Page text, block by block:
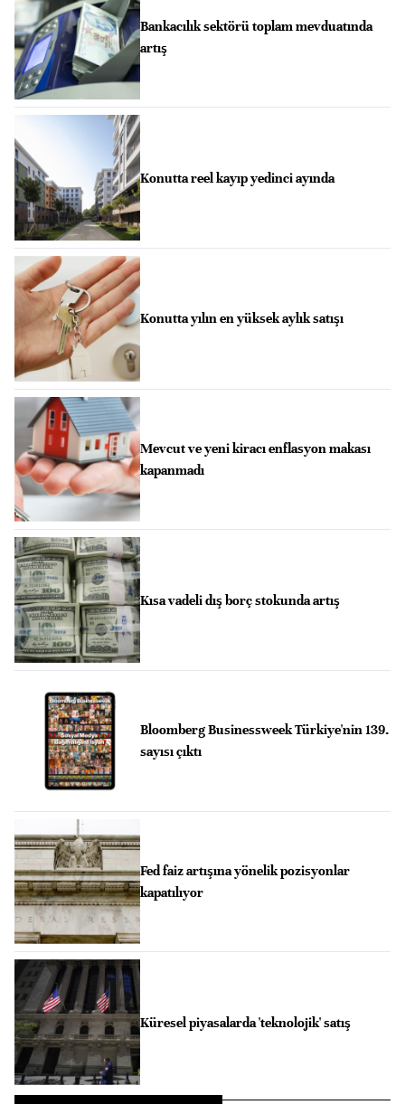
Bankacılık sektörü toplam mevduatında
artış
Konutta reel kayıp yedinci ayında
Konutta yılın en yüksek aylık satışı
Mevcut ve yeni kiracı enflasyon makası
kapanmadı
Kısa vadeli dış borç stokunda artış
Bloomberg Businessweek Türkiye'nin 139.
sayısı çıktı
Fed faiz artışına yönelik pozisyonlar
kapatılıyor
Küresel piyasalarda 'teknolojik' satış